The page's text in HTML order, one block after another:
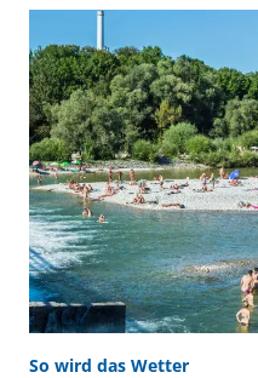
So wird das Wetter